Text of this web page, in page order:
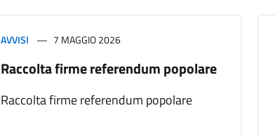
AVVISI 7 MAGGIO 2026
Raccolta firme referendum popolare
Raccolta firme referendum popolare